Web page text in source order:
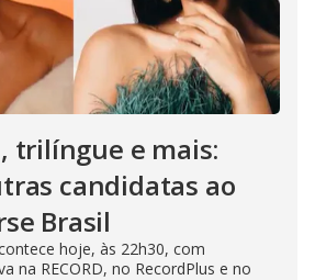
trilíngue e mais:
candidatas ao
Brasil
hoje, às 22h30, com
na RECORD, no RecordPlus e no